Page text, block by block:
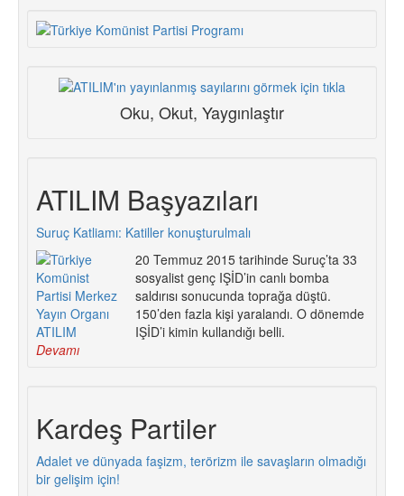
Oku, Okut, Yaygınlaştır
ATILIM Başyazıları
Suruç Katliamı: Katiller konuşturulmalı
20 Temmuz 2015 tarihinde Suruç’ta 33
sosyalist genç IŞİD’in canlı bomba
saldırısı sonucunda toprağa düştü.
150’den fazla kişi yaralandı. O dönemde
IŞİD’i kimin kullandığı belli.
Devamı
Kardeş Partiler
Adalet ve dünyada faşizm, terörizm ile savaşların olmadığı
bir gelişim için!